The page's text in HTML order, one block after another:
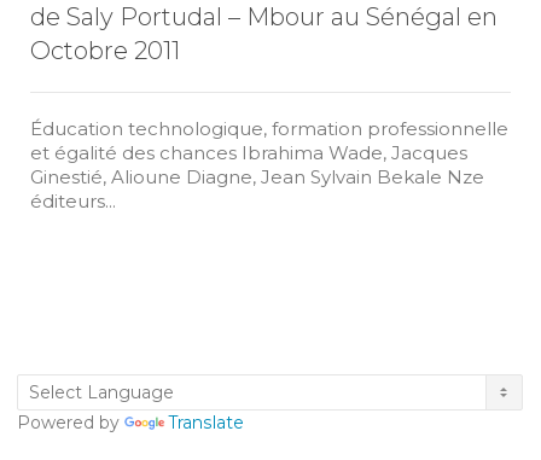
de Saly Portudal – Mbour au Sénégal en
Octobre 2011
Éducation technologique, formation professionnelle
et égalité des chances Ibrahima Wade, Jacques
Ginestié, Alioune Diagne, Jean Sylvain Bekale Nze
éditeurs...
Powered by Translate